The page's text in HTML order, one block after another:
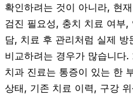
확인하려는 것이 아니라, 현
검진 필요성, 충치 치료 여부
담, 치료 후 관리처럼 실제
비교하려는 경우가 많습니
치과 진료는 통증이 있는 한
상태, 기존 치료 이력, 구강